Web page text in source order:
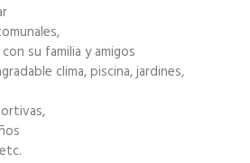
su familia y amigos
clima, piscina, jardines,